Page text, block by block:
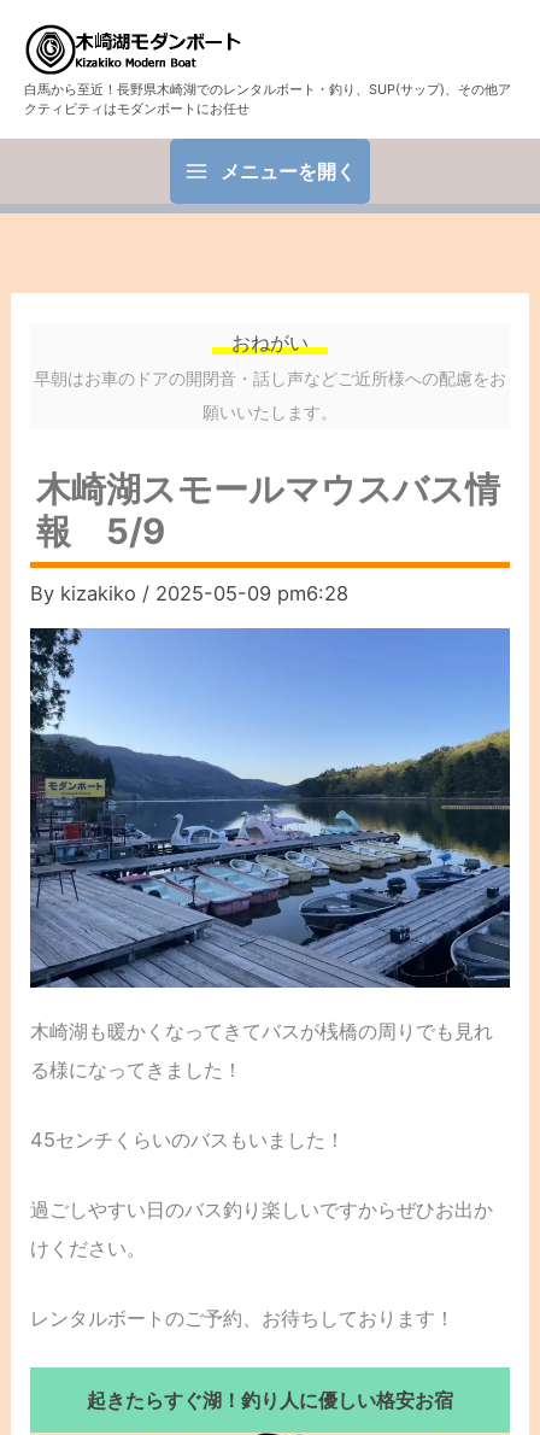
白馬から至近！長野県木崎湖でのレンタルボート・釣り、SUP(サップ)、その他ア
クティビティはモダンボートにお任せ
メニューを開く
おねがい
早朝はお車のドアの開閉音・話し声などご近所様への配慮をお
願いいたします。
木崎湖スモールマウスバス情
報 5/9
By kizakiko / 2025-05-09 pm6:28
木崎湖も暖かくなってきてバスが桟橋の周りでも見れ
る様になってきました！
45センチくらいのバスもいました！
過ごしやすい日のバス釣り楽しいですからぜひお出か
けください。
レンタルボートのご予約、お待ちしております！
起きたらすぐ湖！釣り人に優しい格安お宿